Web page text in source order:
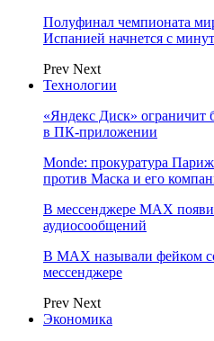
Полуфинал чемпионата
Испанией начнется с
Prev Next
Технологии
«Яндекс Диск» ограничит
в ПК-приложении
Monde: прокуратура
против Маска и его
В мессенджере MAX
аудиосообщений
В МAX называли фейком
мессенджере
Prev Next
Экономика